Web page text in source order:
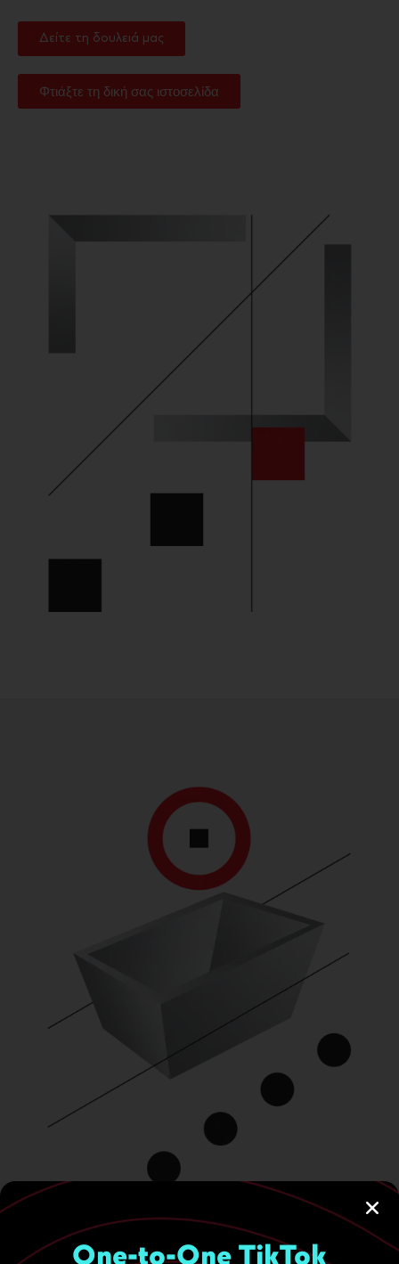
Δείτε τη δουλειά μας
Φτιάξτε τη δική σας ιστοσελίδα
One-to-One TikTok